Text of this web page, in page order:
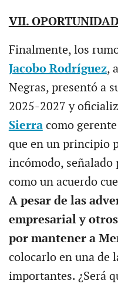
VII.
Finalmente, los
Jacobo Rodríguez,
Negras, presentó a
2025-2027 y
Sierracomo
que en un principio
incómodo, señalado
como un acuerdo
A pesar de las
empresarial y
por mantener a
colocarlo en una de
importantes. ¿Será